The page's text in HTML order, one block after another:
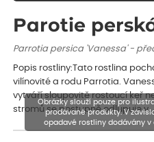
Parotie
Parrotia persica 'Vanessa' -
Popis rostliny:Tato rostlina
vilínovité a rodu Parrotia.
vytváří sloupovitě rostoucí keř
stromů se postupně odlupuje v…
Obrázky slouží pouze pro
prodávané produkty. V
opadavé rostliny dodávány v
Rostliny mohou být také